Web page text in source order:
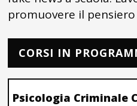
promuovere il
CORSI IN
Psicologia Criminale